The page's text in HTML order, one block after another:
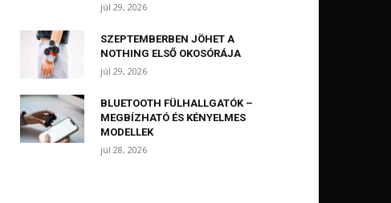
júl 29, 2026
SZEPTEMBERBEN JÖHET A
NOTHING ELSŐ OKOSÓRÁJA
júl 29, 2026
BLUETOOTH FÜLHALLGATÓK –
MEGBÍZHATÓ ÉS KÉNYELMES
MODELLEK
júl 28, 2026